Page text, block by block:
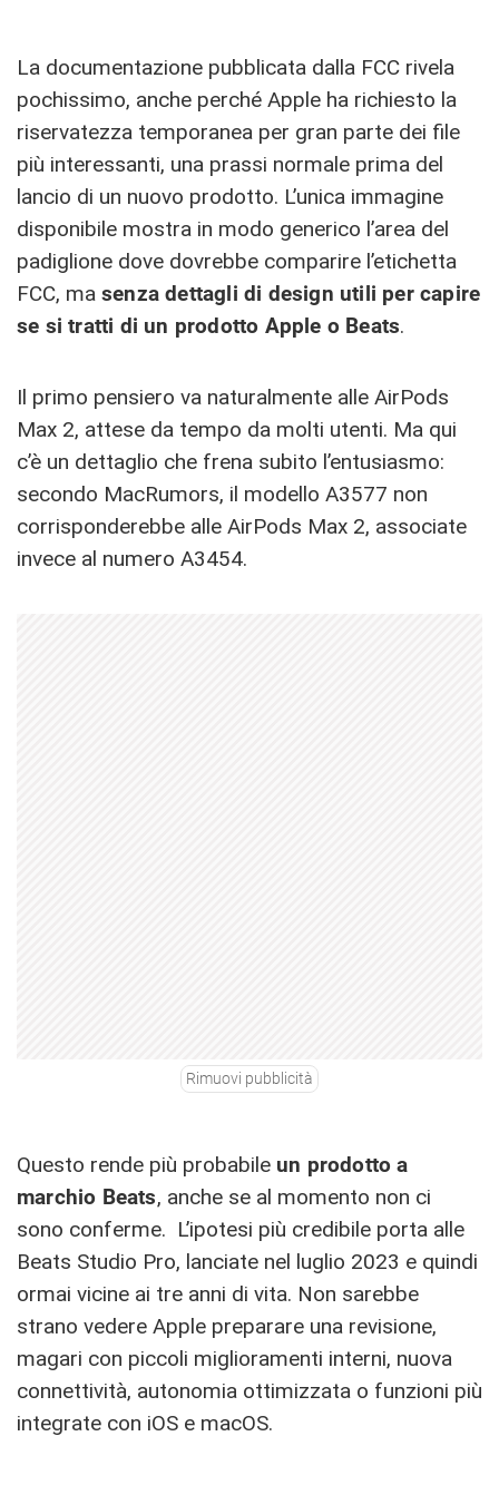
La documentazione pubblicata dalla FCC rivela
pochissimo, anche perché Apple ha richiesto la
riservatezza temporanea per gran parte dei file
più interessanti, una prassi normale prima del
lancio di un nuovo prodotto. L’unica immagine
disponibile mostra in modo generico l’area del
padiglione dove dovrebbe comparire l’etichetta
FCC, ma senza dettagli di design utili per capire
se si tratti di un prodotto Apple o Beats.
Il primo pensiero va naturalmente alle AirPods
Max 2, attese da tempo da molti utenti. Ma qui
c’è un dettaglio che frena subito l’entusiasmo:
secondo MacRumors, il modello A3577 non
corrisponderebbe alle AirPods Max 2, associate
invece al numero A3454.
Rimuovi pubblicità
Questo rende più probabile un prodotto a
marchio Beats, anche se al momento non ci
sono conferme. L’ipotesi più credibile porta alle
Beats Studio Pro, lanciate nel luglio 2023 e quindi
ormai vicine ai tre anni di vita. Non sarebbe
strano vedere Apple preparare una revisione,
magari con piccoli miglioramenti interni, nuova
connettività, autonomia ottimizzata o funzioni più
integrate con iOS e macOS.